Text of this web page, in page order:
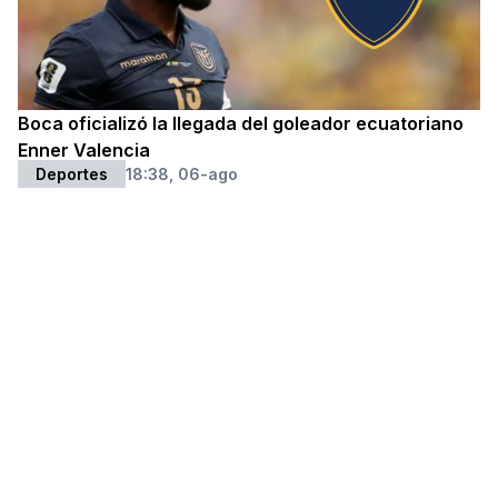
Boca oficializó la llegada del goleador ecuatoriano
Enner Valencia
Deportes 18:38, 06-ago